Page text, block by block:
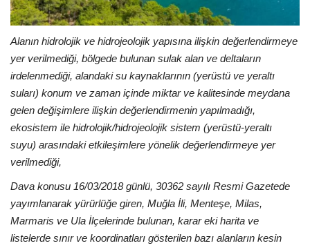
Alanın hidrolojik ve hidrojeolojik yapısına ilişkin değerlendirmeye
yer verilmediği, bölgede bulunan sulak alan ve deltaların
irdelenmediği, alandaki su kaynaklarının (yerüstü ve yeraltı
suları) konum ve zaman içinde miktar ve kalitesinde meydana
gelen değişimlere ilişkin değerlendirmenin yapılmadığı,
ekosistem ile hidrolojik/hidrojeolojik sistem (yerüstü-yeraltı
suyu) arasındaki etkileşimlere yönelik değerlendirmeye yer
verilmediği,
Dava konusu 16/03/2018 günlü, 30362 sayılı Resmi Gazetede
yayımlanarak yürürlüğe giren, Muğla İli, Menteşe, Milas,
Marmaris ve Ula İlçelerinde bulunan, karar eki harita ve
listelerde sınır ve koordinatları gösterilen bazı alanların kesin